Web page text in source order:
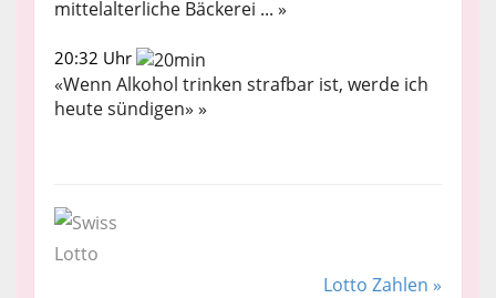
mittelalterliche Bäckerei ... »
20:32 Uhr
«Wenn Alkohol trinken strafbar ist, werde ich
heute sündigen» »
Lotto Zahlen »